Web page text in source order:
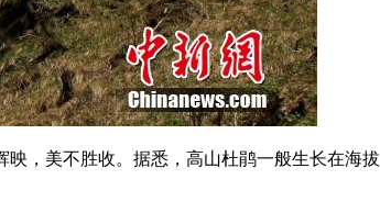
，美不胜收。据悉，高山杜鹃一般生长在海拔